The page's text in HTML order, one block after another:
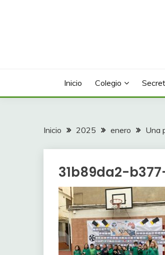
Inicio Colegio
Inicio 2025 enero Una
31b89da2-